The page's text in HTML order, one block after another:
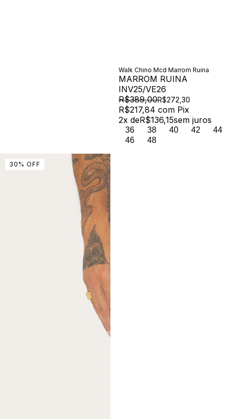
Walk Chino Mcd Marrom Ruina
MARROM RUINA
INV25/VE26
R$389,00R$272,30
R$217,84 com Pix
2x deR$136,15sem juros
36 38 40 42
44
46
48
30 % OFF